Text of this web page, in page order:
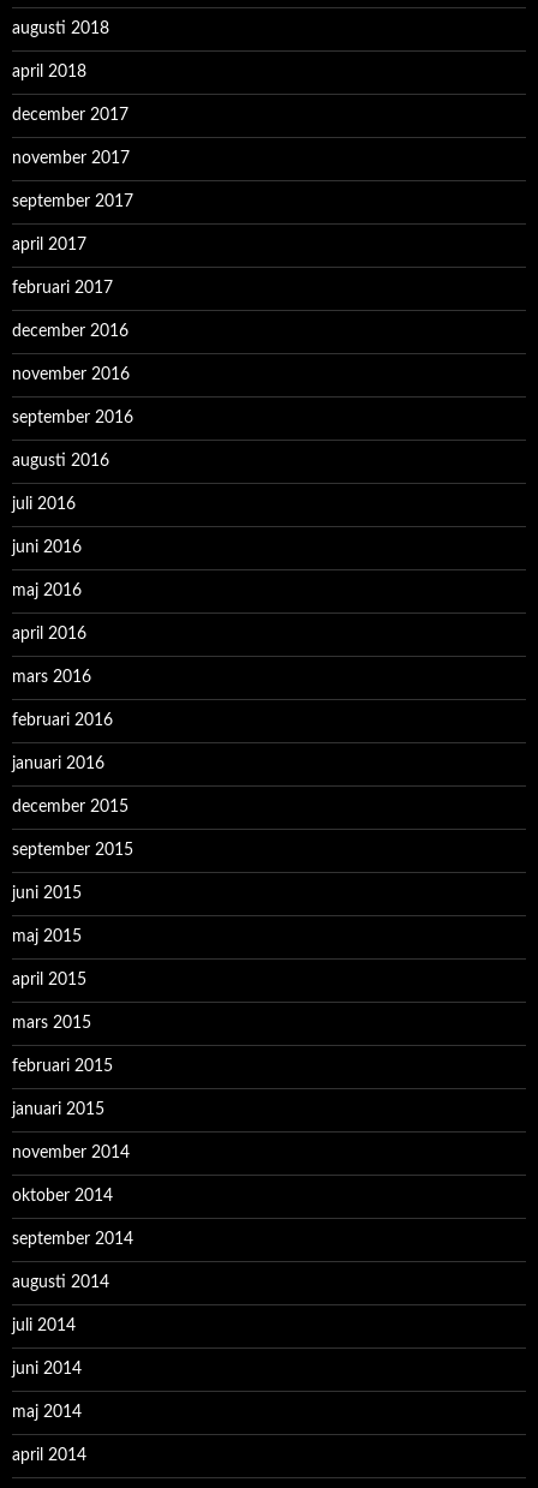
augusti 2018
april 2018
december 2017
november 2017
september 2017
april 2017
februari 2017
december 2016
november 2016
september 2016
augusti 2016
juli 2016
juni 2016
maj 2016
april 2016
mars 2016
februari 2016
januari 2016
december 2015
september 2015
juni 2015
maj 2015
april 2015
mars 2015
februari 2015
januari 2015
november 2014
oktober 2014
september 2014
augusti 2014
juli 2014
juni 2014
maj 2014
april 2014